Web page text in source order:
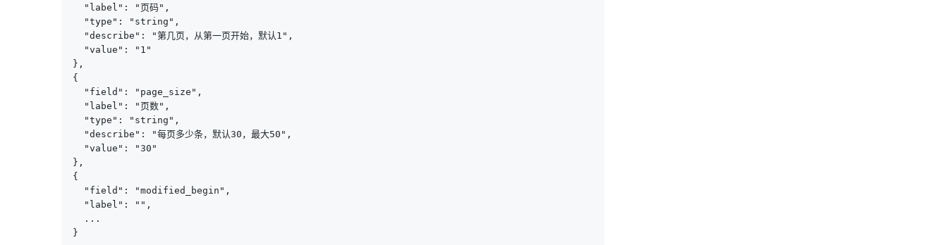
  "label": "页码",
  "type": "string",
  "describe": "第几页，从第一页开始，默认1",
  "value": "1"
},
{
  "field": "page_size",
  "label": "页数",
  "type": "string",
  "describe": "每页多少条，默认30，最大50",
  "value": "30"
},
{
  "field": "modified_begin",
  "label": "",
  ...
}